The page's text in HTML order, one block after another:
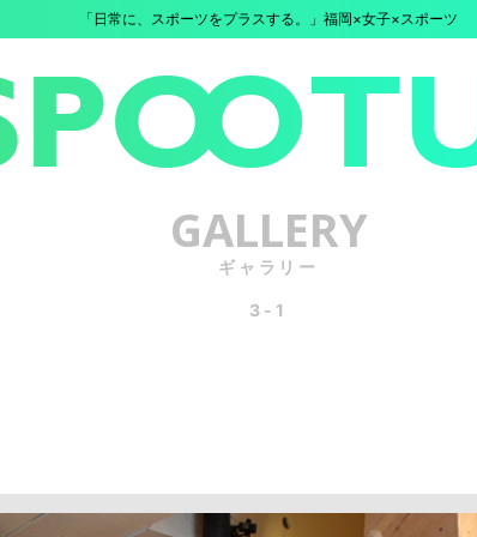
「日常に、スポーツをプラスする。」福岡×女子×スポーツ
GALLERY
ギャラリー
3-1